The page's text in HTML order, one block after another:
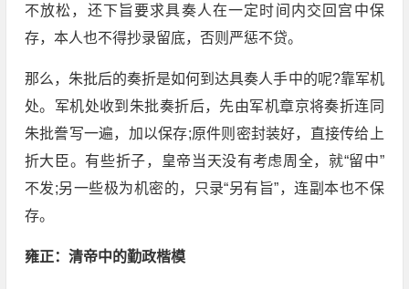
不放松，还下旨要求具奏人在一定时间内交回宫中保
存，本人也不得抄录留底，否则严惩不贷。
那么，朱批后的奏折是如何到达具奏人手中的呢?靠军机
处。军机处收到朱批奏折后，先由军机章京将奏折连同
朱批誊写一遍，加以保存;原件则密封装好，直接传给上
折大臣。有些折子，皇帝当天没有考虑周全，就“留中”
不发;另一些极为机密的，只录“另有旨”，连副本也不保
存。
雍正：清帝中的勤政楷模